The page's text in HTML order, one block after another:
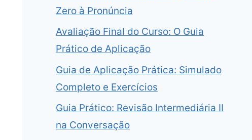
Zero à Pronúncia
Avaliação Final do Curso: O Guia
Prático de Aplicação
Guia de Aplicação Prática: Simulado
Completo e Exercícios
Guia Prático: Revisão Intermediária II
na Conversação